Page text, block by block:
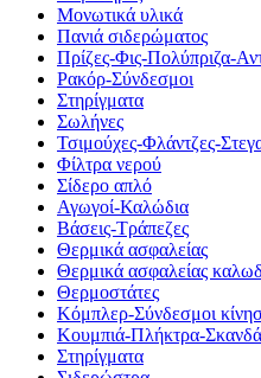
Μονωτικά υλικά
Πανιά σιδερώματος
Πρίζες-Φις-Πολύπριζα-
Ρακόρ-Σύνδεσμοι
Στηρίγματα
Σωλήνες
Τσιμούχες-Φλάντζες-
Φίλτρα νερού
Σίδερο απλό
Αγωγοί-Καλώδια
Βάσεις-Τράπεζες
Θερμικά ασφαλείας
Θερμικά ασφαλείας
Θερμοστάτες
Κόμπλερ-Σύνδεσμοι
Κουμπιά-Πλήκτρα-
Στηρίγματα